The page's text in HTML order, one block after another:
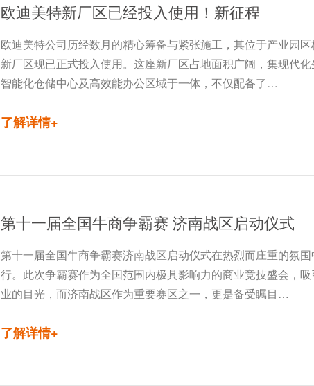
欧迪美特新厂区已经投入使用！新征程
欧迪美特公司历经数月的精心筹备与紧张施工，其位于产业园
新厂区现已正式投入使用。这座新厂区占地面积广阔，集现代化
智能化仓储中心及高效能办公区域于一体，不仅配备了…
了解详情+
第十一届全国牛商争霸赛 济南战区启动仪式
第十一届全国牛商争霸赛济南战区启动仪式在热烈而庄重的氛
行。此次争霸赛作为全国范围内极具影响力的商业竞技盛会，
业的目光，而济南战区作为重要赛区之一，更是备受瞩目…
了解详情+